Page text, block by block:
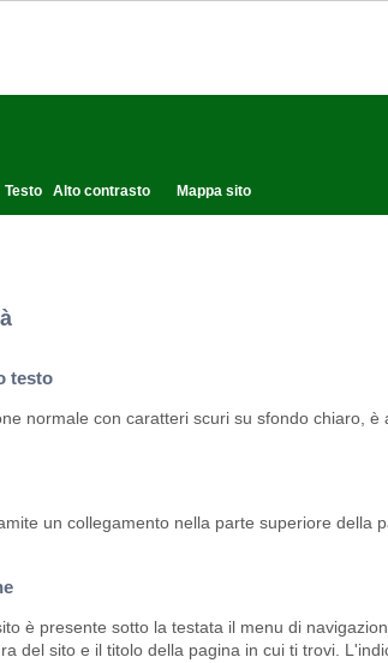
Testo Alto contrasto Mappa sito
testo
normale con caratteri scuri su sfondo chiaro,
un collegamento nella parte superiore della
è presente sotto la testata il menu di
del sito e il titolo della pagina in cui ti trovi.